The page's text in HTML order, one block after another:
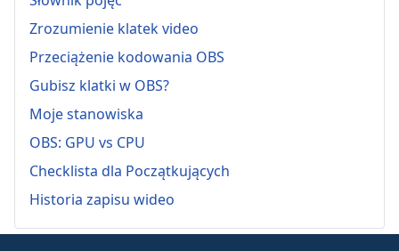
Zrozumienie klatek video
Przeciążenie kodowania OBS
Gubisz klatki w OBS?
Moje stanowiska
OBS: GPU vs CPU
Checklista dla Początkujących
Historia zapisu wideo